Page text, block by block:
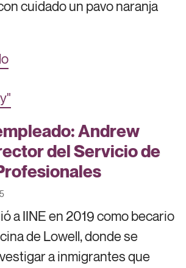
cuidado un pavo naranja
Andrew
del Servicio de
a IINE en 2019 como becario
de Lowell, donde se
a inmigrantes que